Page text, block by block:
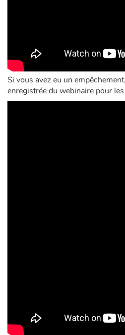
Actualités
Par thématique
Rencontres et témoignages
Les plus lus
Si vous avez eu un
enregistrée du webinaire pour